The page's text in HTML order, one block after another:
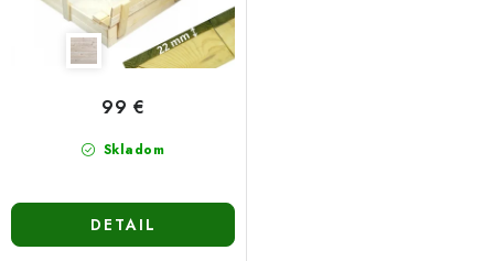
Skladom
99 €
DETAIL